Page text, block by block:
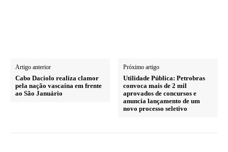
Artigo anterior
Cabo Daciolo realiza clamor
pela nação vascaína em frente
ao São Januário
Próximo artigo
Utilidade Pública: Petrobras
convoca mais de 2 mil
aprovados de concursos e
anuncia lançamento de um
novo processo seletivo